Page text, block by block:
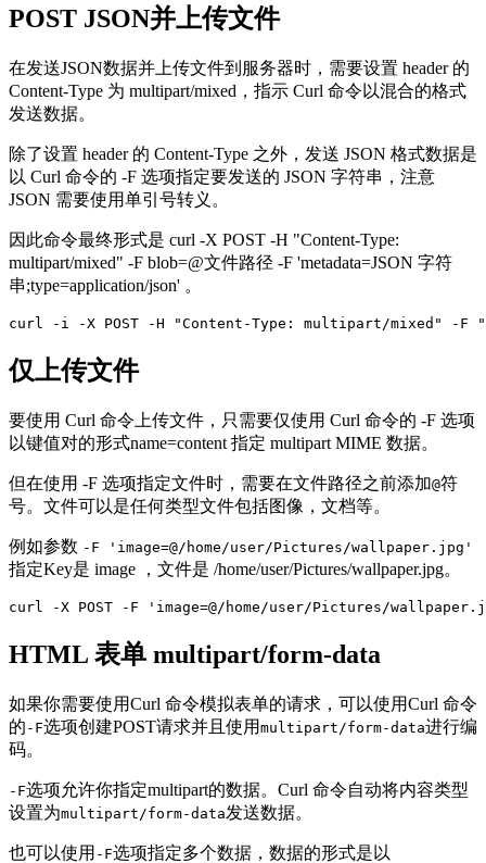
POST JSON并上传文件
在发送JSON数据并上传文件到服务器时，需要设置 header 的
Content-Type 为 multipart/mixed，指示 Curl 命令以混合的格式
发送数据。
除了设置 header 的 Content-Type 之外，发送 JSON 格式数据是
以 Curl 命令的 -F 选项指定要发送的 JSON 字符串，注意
JSON 需要使用单引号转义。
因此命令最终形式是 curl -X POST -H "Content-Type:
multipart/mixed" -F blob=@文件路径 -F 'metadata=JSON 字符
串;type=application/json' 。
仅上传文件
要使用 Curl 命令上传文件，只需要仅使用 Curl 命令的 -F 选项
以键值对的形式name=content 指定 multipart MIME 数据。
但在使用 -F 选项指定文件时，需要在文件路径之前添加@符
号。文件可以是任何类型文件包括图像，文档等。
例如参数 -F 'image=@/home/user/Pictures/wallpaper.jpg'
指定Key是 image ，文件是 /home/user/Pictures/wallpaper.jpg。
curl -X POST -F 'image=@/home/user/Pictures/
HTML 表单 multipart/form-data
如果你需要使用Curl 命令模拟表单的请求，可以使用Curl 命令
的 -F选项创建POST请求并且使用 multipart/form-data进行编
码。
-F选项允许你指定multipart的数据。Curl 命令自动将内容类型
设置为multipart/form-data发送数据。
也可以使用 -F选项指定多个数据，数据的形式是以